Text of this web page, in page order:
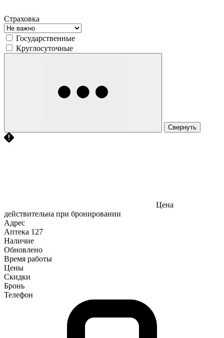
Страховка
Государственные
Круглосуточные
Свернуть
Цена
действительна при бронировании
Адрес
Аптека 127
Наличие
Обновлено
Время работы
Цены
Скидки
Бронь
Телефон